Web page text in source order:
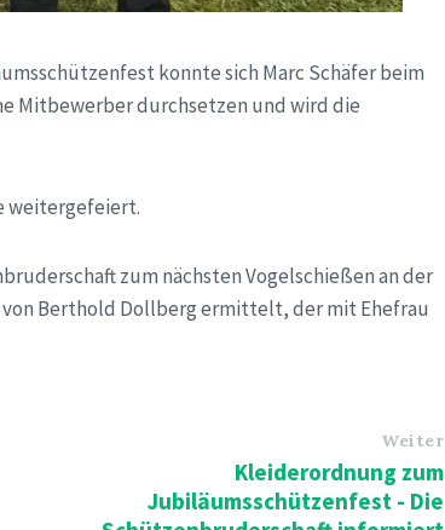
konnte sich Marc Schäfer beim
Mitbewerber durchsetzen und wird die
weitergefeiert.
zum nächsten Vogelschießen an der
Berthold Dollberg ermittelt, der mit Ehefrau
Weiter
Kleiderordnung zum
Jubiläumsschützenfest - Die